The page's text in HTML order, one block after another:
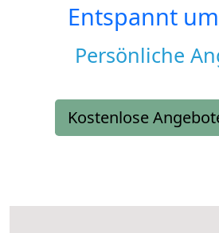
Entspannt
Persönliche
Kostenlose